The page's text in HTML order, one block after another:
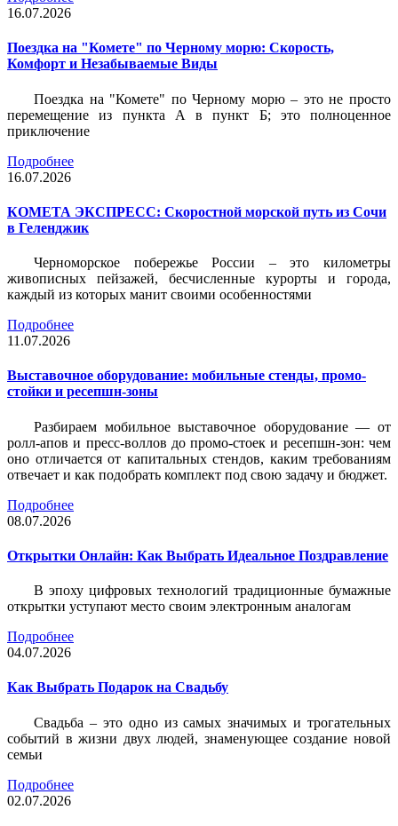
16.07.2026
Поездка на "Комете" по Черному морю: Скорость,
Комфорт и Незабываемые Виды
Поездка на "Комете" по Черному морю – это не просто
перемещение из пункта А в пункт Б; это полноценное
приключение
Подробнее
16.07.2026
КОМЕТА ЭКСПРЕСС: Скоростной морской путь из Сочи
в Геленджик
Черноморское побережье России – это километры
живописных пейзажей, бесчисленные курорты и города,
каждый из которых манит своими особенностями
Подробнее
11.07.2026
Выставочное оборудование: мобильные стенды, промо-
стойки и ресепшн-зоны
Разбираем мобильное выставочное оборудование — от
ролл-апов и пресс-воллов до промо-стоек и ресепшн-зон: чем
оно отличается от капитальных стендов, каким требованиям
отвечает и как подобрать комплект под свою задачу и бюджет.
Подробнее
08.07.2026
Открытки Онлайн: Как Выбрать Идеальное Поздравление
В эпоху цифровых технологий традиционные бумажные
открытки уступают место своим электронным аналогам
Подробнее
04.07.2026
Как Выбрать Подарок на Свадьбу
Свадьба – это одно из самых значимых и трогательных
событий в жизни двух людей, знаменующее создание новой
семьи
Подробнее
02.07.2026